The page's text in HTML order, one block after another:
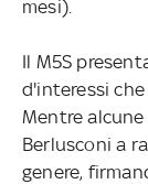
mesi).
Il M5S
d'interessi
Mentre
Berlusconi a
genere,